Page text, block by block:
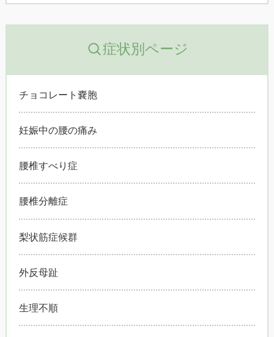
症状別ページ
チョコレート嚢胞
妊娠中の腰の痛み
腰椎すべり症
腰椎分離症
梨状筋症候群
外反母趾
生理不順